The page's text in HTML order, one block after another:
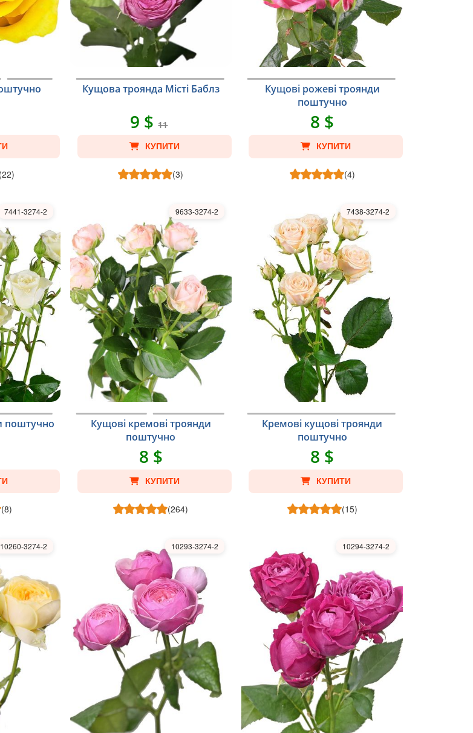
(22)
Кущова троянда Місті Баблз
9 $11
КУПИТИ
(3)
Кущові рожеві троянди
поштучно
8 $
КУПИТИ
(4)
поштучно
7441-3274-2
(8)
Кущові кремові троянди
поштучно
9633-3274-2
8 $
КУПИТИ
(264)
Кремові кущові троянди
поштучно
7438-3274-2
8 $
КУПИТИ
(15)
10260-3274-2 10293-3274-2 10294-3274-2